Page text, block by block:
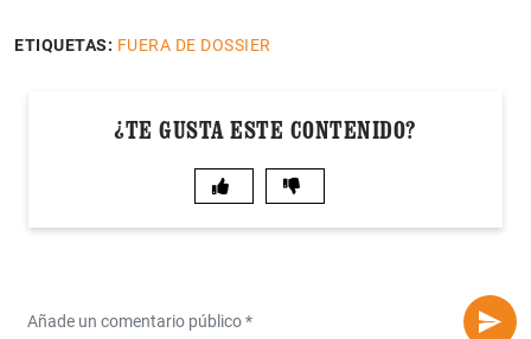
ETIQUETAS: FUERA DE DOSSIER
¿TE GUSTA ESTE CONTENIDO?